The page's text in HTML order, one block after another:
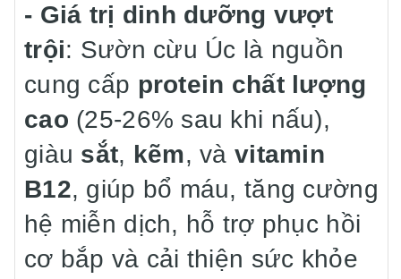
- Giá trị dinh dưỡng vượt
trội: Sườn cừu Úc là nguồn
cung cấp protein chất lượng
cao (25-26% sau khi nấu),
giàu sắt, kẽm, vàvitamin
B12, giúp bổ máu, tăng cường
hệ miễn dịch, hỗ trợ phục hồi
cơ bắp và cải thiện sức khỏe